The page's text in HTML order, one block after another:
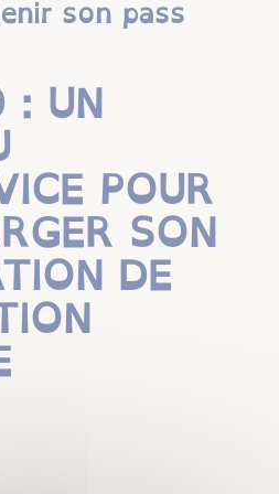
son pass
: UN
POUR
SON
DE